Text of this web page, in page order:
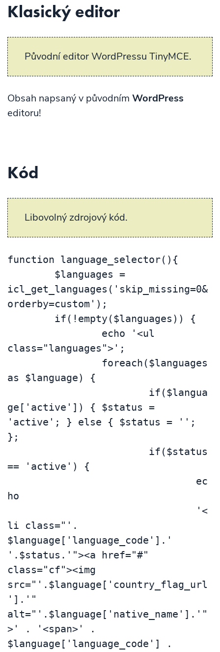
Klasický editor
Původní editor WordPressu TinyMCE.
Obsah napsaný v původním WordPress
editoru!
Kód
Libovolný zdrojový kód.
function language_selector(){
icl_get_languages('skip_missing=0&
orderby=custom');
class="languages">';
as $language) {
ge['active']) { $status =
'active'; } else { $status = '';
};
== 'active') {
ho
li class="'.
$language['language_code'].'
'.$status.'"><a href="#"
class="cf"><img
src="'.$language['country_flag_url
'].'"
alt="'.$language['native_name'].'"
>' . '<span>' .
$language['language_code'] .